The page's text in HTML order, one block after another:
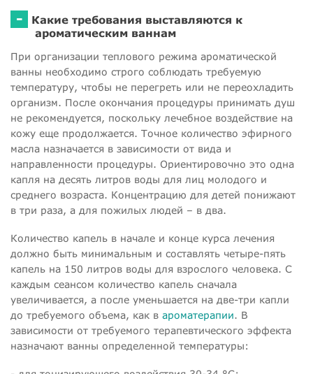
-
Какие требования выставляются к
ароматическим ваннам
При организации теплового режима ароматической
ванны необходимо строго соблюдать требуемую
температуру, чтобы не перегреть или не переохладить
организм. После окончания процедуры принимать душ
не рекомендуется, поскольку лечебное воздействие на
кожу еще продолжается. Точное количество эфирного
масла назначается в зависимости от вида и
направленности процедуры. Ориентировочно это одна
капля на десять литров воды для лиц молодого и
среднего возраста. Концентрацию для детей понижают
в три раза, а для пожилых людей – в два.
Количество капель в начале и конце курса лечения
должно быть минимальным и составлять четыре-пять
капель на 150 литров воды для взрослого человека. С
каждым сеансом количество капель сначала
увеличивается, а после уменьшается на две-три капли
до требуемого объема, как в ароматерапии. В
зависимости от требуемого терапевтического эффекта
назначают ванны определенной температуры: